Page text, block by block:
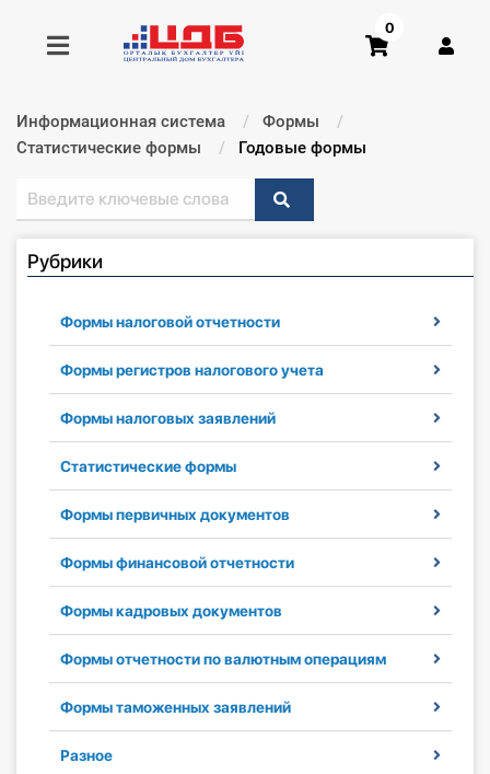
Получить консультацию
Купить доступ
Главная ИС
Формы
Консультации
Правовая база
Библиотека бухгалтера
Инструменты
Вебинары
Справочник бухгалтера
Участник ВЭД
Практика ИП
0
Информационная система
Формы
Статистические формы
Текущий:
Годовые формы
Рубрики
Формы налоговой отчетности
Формы регистров налогового учета
Формы налоговых заявлений
Статистические формы
Формы первичных документов
Формы финансовой отчетности
Формы кадровых документов
Формы отчетности по валютным операциям
Формы таможенных заявлений
Разное